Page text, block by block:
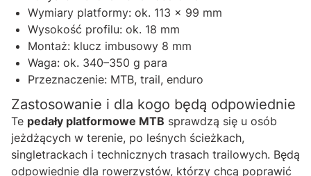
Wymiary platformy: ok. 113 × 99 mm
Wysokość profilu: ok. 18 mm
Montaż: klucz imbusowy 8 mm
Waga: ok. 340–350 g para
Przeznaczenie: MTB, trail, enduro
Zastosowanie i dla kogo będą odpowiednie
Te pedały platformowe MTB sprawdzą się u osób
jeżdżących w terenie, po leśnych ścieżkach,
singletrackach i technicznych trasach trailowych. Będą
odpowiednie dla rowerzystów, którzy chcą poprawić